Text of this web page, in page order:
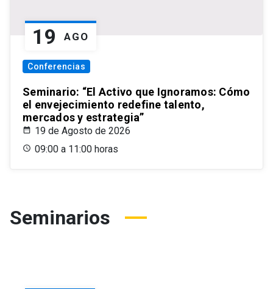
19 AGO
Conferencias
Seminario: “El Activo que Ignoramos: Cómo
el envejecimiento redefine talento,
mercados y estrategia”
19 de Agosto de 2026
09:00 a 11:00 horas
Seminarios